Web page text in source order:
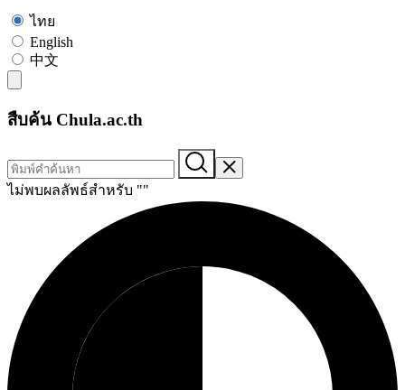
ไทย
English
中文
สืบค้น Chula.ac.th
ไม่พบผลลัพธ์สำหรับ ""